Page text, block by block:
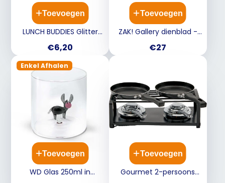
Toevoegen
LUNCH BUDDIES Glitter
Prijs
€6,20
Toevoegen
ZAK! Gallery dienblad -
Prijs
€27
Enkel Afhalen
Toevoegen
WD Glas 250ml in
Toevoegen
Gourmet 2-persoons